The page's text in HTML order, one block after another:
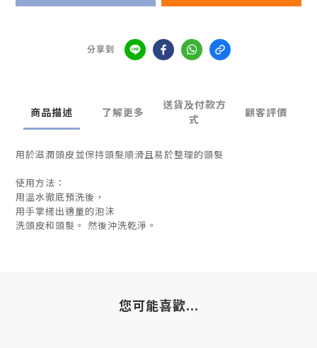
分享到
商品描述 了解更多
送貨及付款方
式
顧客評價
用於滋潤頭皮並保持頭髮順滑且易於整理的頭髮
使用方法：
用溫水徹底預洗後，
用手掌搓出適量的泡沫
洗頭皮和頭髮。 然後沖洗乾淨。
您可能喜歡...